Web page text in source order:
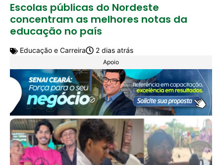
Escolas públicas do Nordeste
concentram as melhores notas da
educação no país
Educação e Carreira 2 dias atrás
Apoio